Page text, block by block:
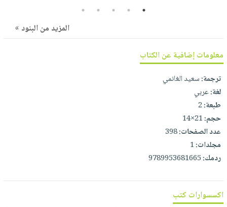
نيل
وفرات
انشر
كتابك
تواصل
معنا
1
2
3
4
5
المزيد من البنود »
معلومات إضافية عن الكتاب
ترجمة:سعيد الغانمي
لغة:عربي
طبعة:2
حجم:21×14
عدد الصفحات:398
مجلدات:1
ردمك:9789953681665
اكسسوارات كتب